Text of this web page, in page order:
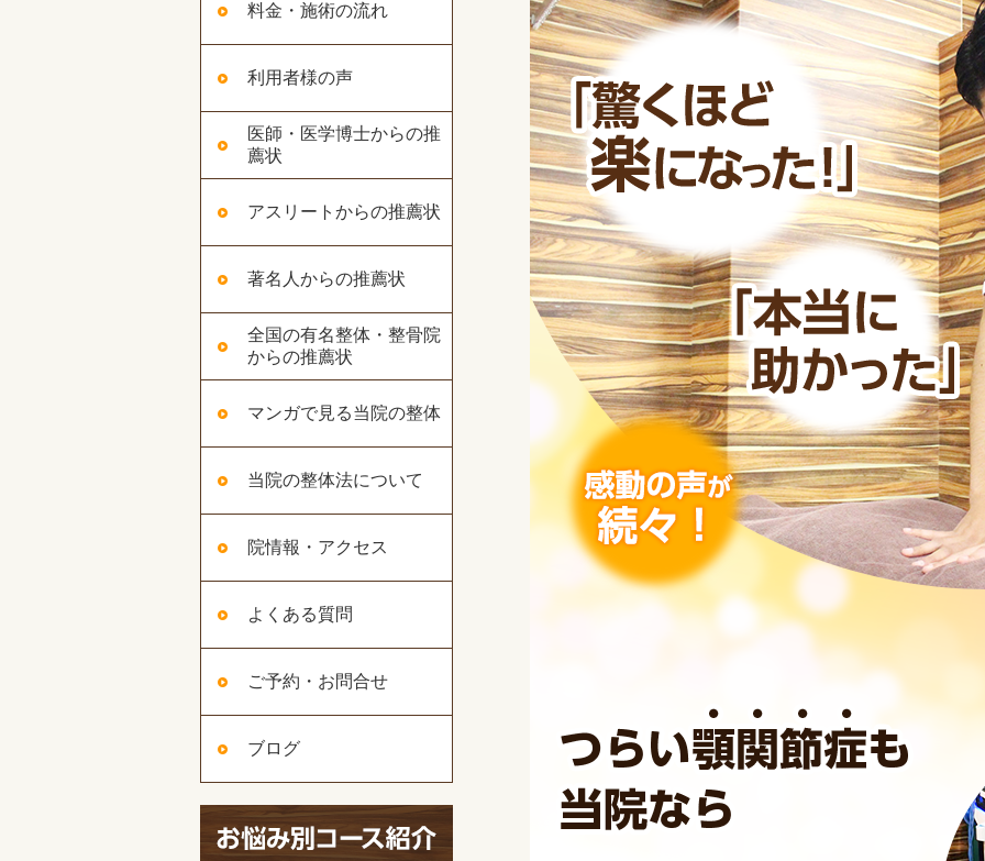
料金・施術の流れ
利用者様の声
医師・医学博士からの推
薦状
アスリートからの推薦状
著名人からの推薦状
全国の有名整体・整骨院
からの推薦状
マンガで見る当院の整体
当院の整体法について
院情報・アクセス
よくある質問
ご予約・お問合せ
ブログ